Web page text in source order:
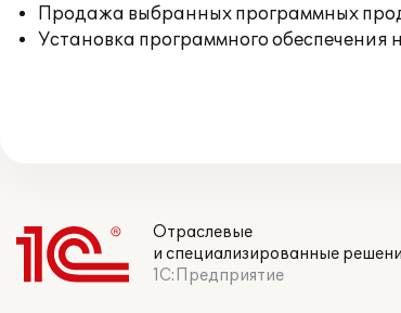
Продажа выбранных программных
Установка программного обеспечения
Отраслевые
и специализированные
1С:Предприятие